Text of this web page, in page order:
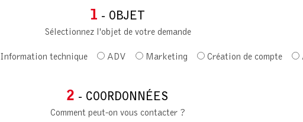
1 - OBJET
Sélectionnez l'objet de votre demande
Information technique ADV Marketing Création de compte
2 - COORDONNÉES
Comment peut-on vous contacter ?